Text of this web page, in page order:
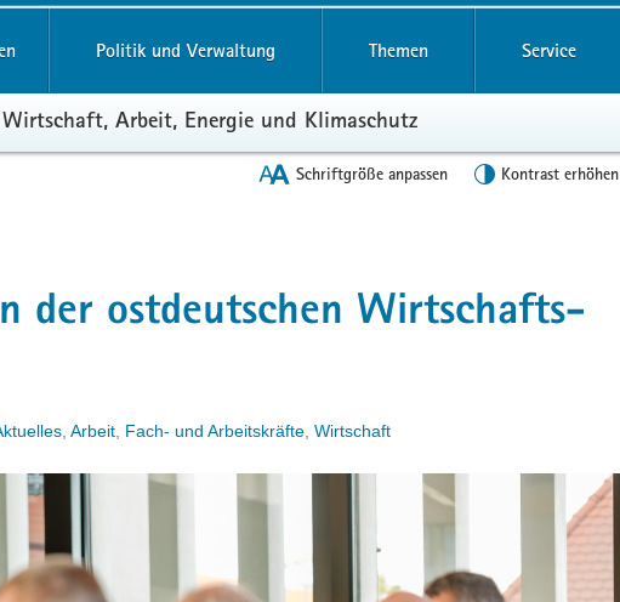
Politik und Verwaltung Themen Service
Arbeit, Energie und Klimaschutz
Schriftgröße anpassen Kontrast erhöhen
der ostdeutschen Wirtschafts-
Arbeit Fach- und Arbeitskräfte Wirtschaft